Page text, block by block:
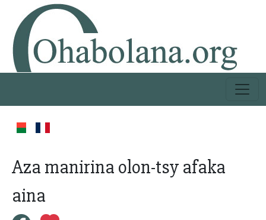
Aza manirina olon-tsy afaka
aina